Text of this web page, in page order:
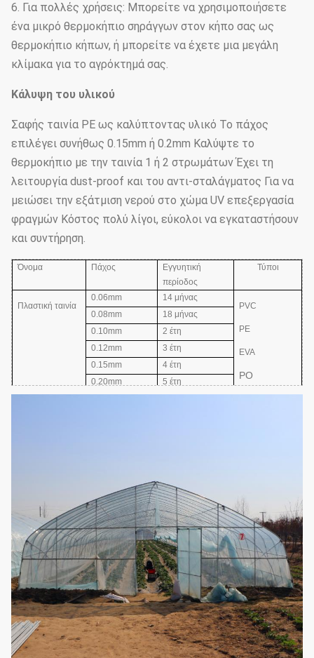
6. Για πολλές χρήσεις: Μπορείτε να χρησιμοποιήσετε
ένα μικρό θερμοκήπιο σηράγγων στον κήπο σας ως
θερμοκήπιο κήπων, ή μπορείτε να έχετε μια μεγάλη
κλίμακα για το αγρόκτημά σας.
Κάλυψη του υλικού
Σαφής ταινία PE ως καλύπτοντας υλικό Το πάχος
επιλέγει συνήθως 0.15mm ή 0.2mm Καλύψτε το
θερμοκήπιο με την ταινία 1 ή 2 στρωμάτων Έχει τη
λειτουργία dust-proof και του αντι-σταλάγματος Για να
μειώσει την εξάτμιση νερού στο χώμα UV επεξεργασία
φραγμών Κόστος πολύ λίγοι, εύκολοι να εγκαταστήσουν
και συντήρηση.
Όνομα Πάχος
Εγγυητική
περίοδος
Τύποι
Πλαστική ταινία
0.06mm
14 μήνας
PVC
PE
EVA
PO
0.08mm
18 μήνας
0.10mm
2 έτη
0.12mm
3 έτη
0.15mm
4 έτη
0.20mm
5 έτη